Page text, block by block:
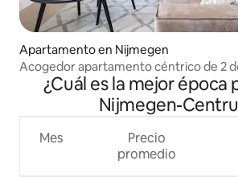
Apartamento en Nijmegen
Acogedor apartamento céntrico de 2
¿Cuál es la mejor época
Nijmegen-
Mes
Precio
promedio